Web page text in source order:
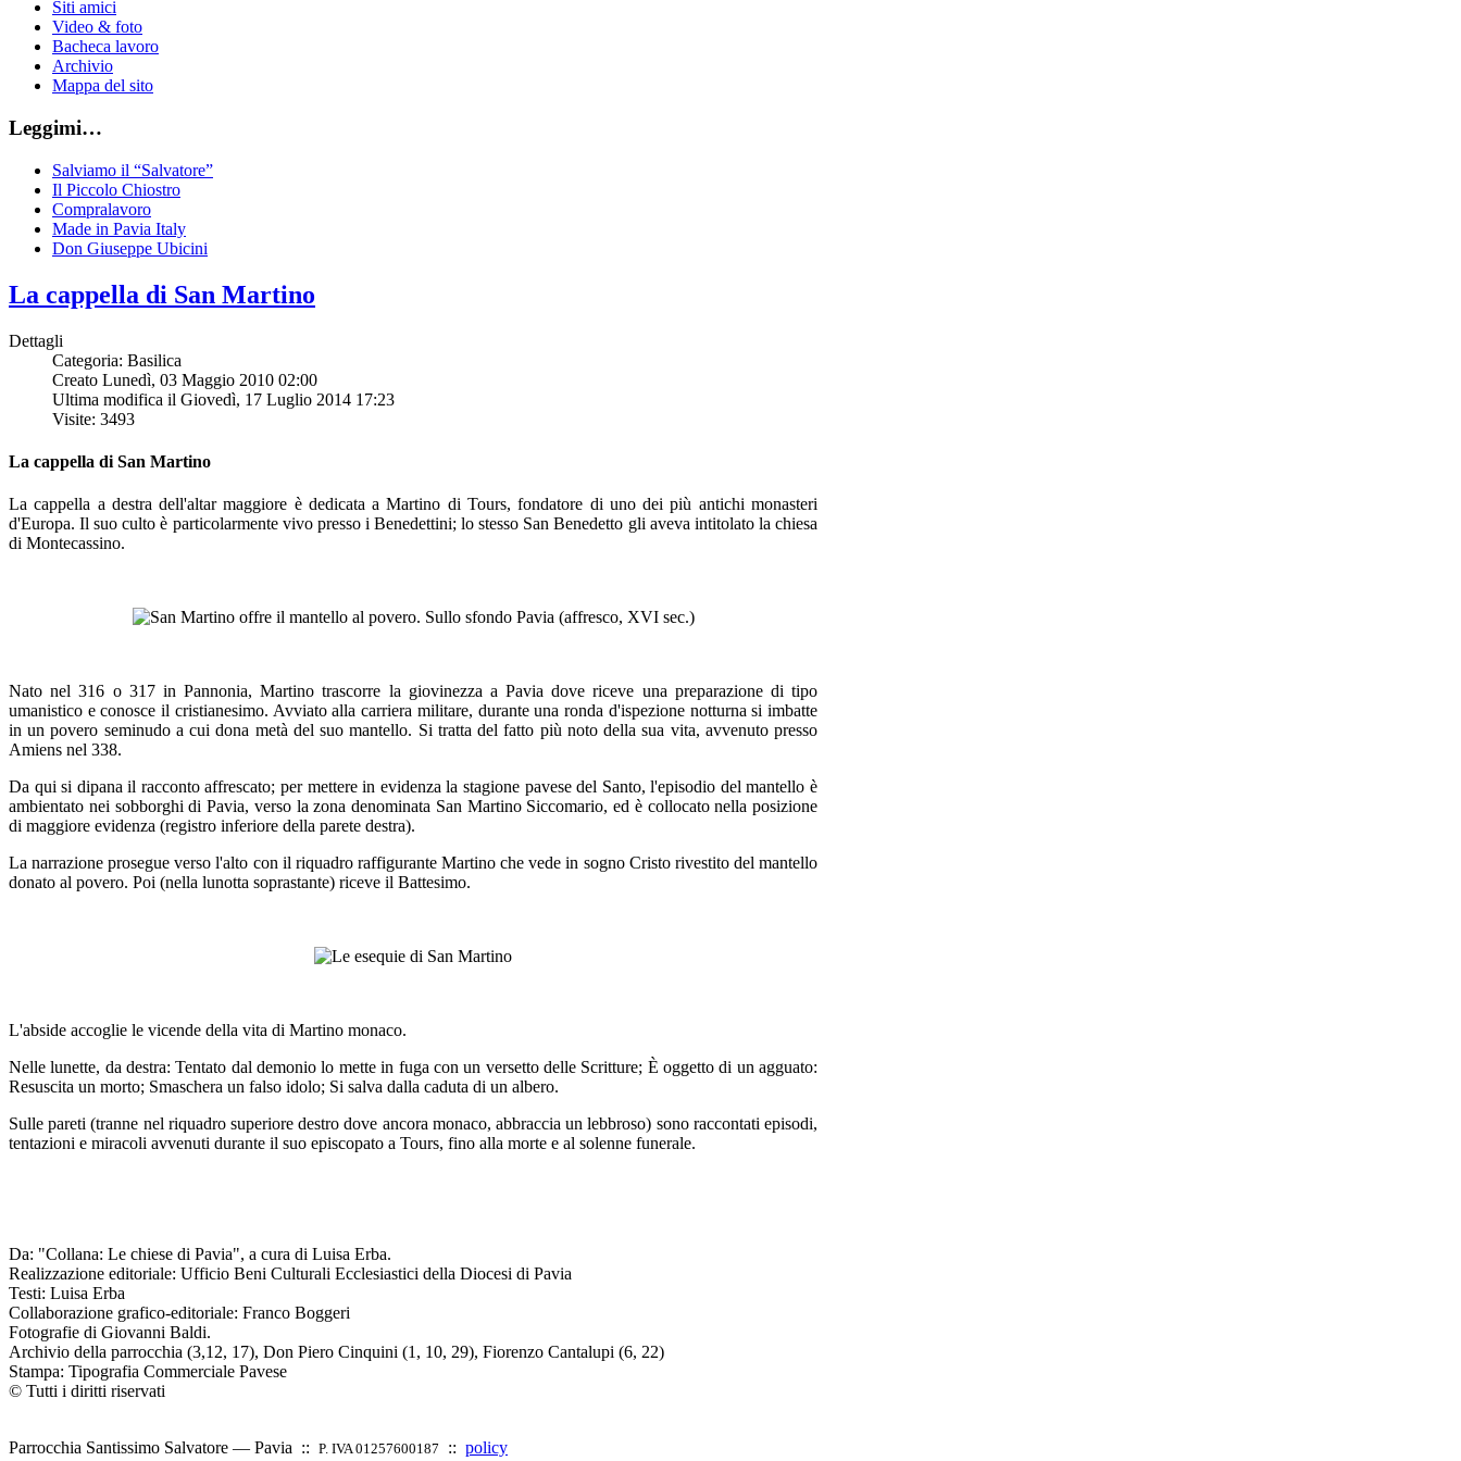
Siti amici
Video & foto
Bacheca lavoro
Archivio
Mappa del sito
Leggimi…
Salviamo il “Salvatore”
Il Piccolo Chiostro
Compralavoro
Made in Pavia Italy
Don Giuseppe Ubicini
La cappella di San Martino
Dettagli
Categoria: Basilica
Creato Lunedì, 03 Maggio 2010 02:00
Ultima modifica il Giovedì, 17 Luglio 2014 17:23
Visite: 3493
La cappella di San Martino
La cappella a destra dell'altar maggiore è dedicata a Martino di Tours, fondatore di uno dei più antichi monasteri
d'Europa. Il suo culto è particolarmente vivo presso i Benedettini; lo stesso San Benedetto gli aveva intitolato la chiesa
di Montecassino.
Nato nel 316 o 317 in Pannonia, Martino trascorre la giovinezza a Pavia dove riceve una preparazione di tipo
umanistico e conosce il cristianesimo. Avviato alla carriera militare, durante una ronda d'ispezione notturna si imbatte
in un povero seminudo a cui dona metà del suo mantello. Si tratta del fatto più noto della sua vita, avvenuto presso
Amiens nel 338.
Da qui si dipana il racconto affrescato; per mettere in evidenza la stagione pavese del Santo, l'episodio del mantello è
ambientato nei sobborghi di Pavia, verso la zona denominata San Martino Siccomario, ed è collocato nella posizione
di maggiore evidenza (registro inferiore della parete destra).
La narrazione prosegue verso l'alto con il riquadro raffigurante Martino che vede in sogno Cristo rivestito del mantello
donato al povero. Poi (nella lunotta soprastante) riceve il Battesimo.
L'abside accoglie le vicende della vita di Martino monaco.
Nelle lunette, da destra: Tentato dal demonio lo mette in fuga con un versetto delle Scritture; È oggetto di un agguato:
Resuscita un morto; Smaschera un falso idolo; Si salva dalla caduta di un albero.
Sulle pareti (tranne nel riquadro superiore destro dove ancora monaco, abbraccia un lebbroso) sono raccontati episodi,
tentazioni e miracoli avvenuti durante il suo episcopato a Tours, fino alla morte e al solenne funerale.
Da: "Collana: Le chiese di Pavia", a cura di Luisa Erba.
Realizzazione editoriale: Ufficio Beni Culturali Ecclesiastici della Diocesi di Pavia
Testi: Luisa Erba
Collaborazione grafico-editoriale: Franco Boggeri
Fotografie di Giovanni Baldi.
Archivio della parrocchia (3,12, 17), Don Piero Cinquini (1, 10, 29), Fiorenzo Cantalupi (6, 22)
Stampa: Tipografia Commerciale Pavese
© Tutti i diritti riservati
Parrocchia Santissimo Salvatore — Pavia :: P. IVA 01257600187 :: policy